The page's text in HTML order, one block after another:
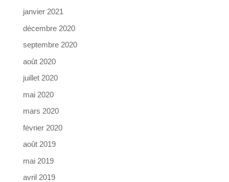
janvier 2021
décembre 2020
septembre 2020
août 2020
juillet 2020
mai 2020
mars 2020
février 2020
août 2019
mai 2019
avril 2019